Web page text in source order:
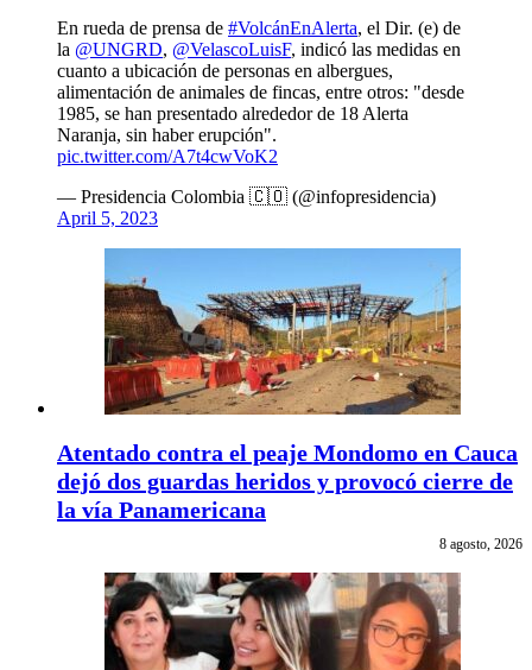
En rueda de prensa de #VolcánEnAlerta, el Dir. (e) de
la @UNGRD, @VelascoLuisF, indicó las medidas en
cuanto a ubicación de personas en albergues,
alimentación de animales de fincas, entre otros: "desde
1985, se han presentado alrededor de 18 Alerta
Naranja, sin haber erupción".
pic.twitter.com/A7t4cwVoK2
— Presidencia Colombia 🇨🇴 (@infopresidencia)
April 5, 2023
Atentado contra el peaje Mondomo en Cauca
dejó dos guardas heridos y provocó cierre de
la vía Panamericana
8 agosto, 2026